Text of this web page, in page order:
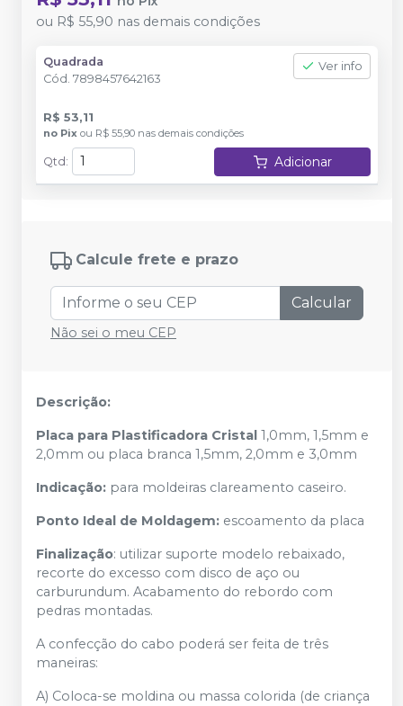
ou R$ 55,90 nas demais condições
Quadrada
Cód. 7898457642163
Ver info
R$ 53,11
no Pix ou R$ 55,90 nas demais condições
Qtd : Adicionar
Calcule frete e prazo
Calcular
Não sei o meu CEP
Descrição:
Placa para Plastificadora Cristal 1,0mm, 1,5mm e
2,0mm ou placa branca 1,5mm, 2,0mm e 3,0mm
Indicação: para moldeiras clareamento caseiro.
Ponto Ideal de Moldagem: escoamento da placa
Finalização: utilizar suporte modelo rebaixado,
recorte do excesso com disco de aço ou
carburundum. Acabamento do rebordo com
pedras montadas.
A confecção do cabo poderá ser feita de três
maneiras:
A) Coloca-se moldina ou massa colorida (de criança